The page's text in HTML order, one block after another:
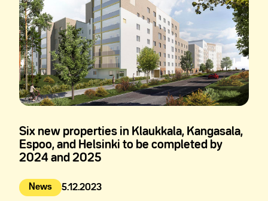
Six new properties in Klaukkala, Kangasala,
Espoo, and Helsinki to be completed by
2024 and 2025
News
Julkaistu: 5.12.2023